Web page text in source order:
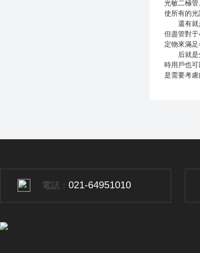
光敏二極
使所有的光
還有就是
但盡管對
定物來滿
后就是分
時用戶也
是需要考慮
電話： 021-64951010